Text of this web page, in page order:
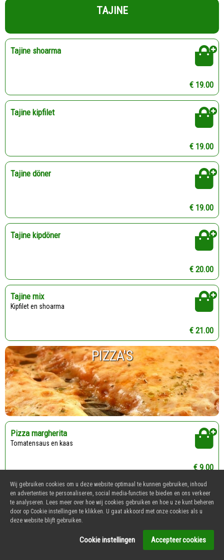
TAJINE
Tajine shoarma
€ 19.00
Tajine kipfilet
€ 19.00
Tajine döner
€ 19.00
Tajine kipdöner
€ 20.00
Tajine mix
Kipfilet en shoarma
€ 21.00
PIZZA'S
Pizza margherita
Tomatensaus en kaas
€ 9.00
Pizza gorgonzola
Tomatensaus, kaas en gorgonzola
€ 12.00
Wij gebruiken cookies om u deze website optimaal te kunnen gebruiken, inhoud
en advertenties te personaliseren, social media-functies te bieden en ons verkeer
te analyseren. Lees meer over hoe wij cookies gebruiken en hoe u ze kunt beheren
door op Cookie instellingen te klikken. U gaat akkoord met onze cookies als u
deze website blijft gebruiken.
Cookie instellingen Accepteer cookies